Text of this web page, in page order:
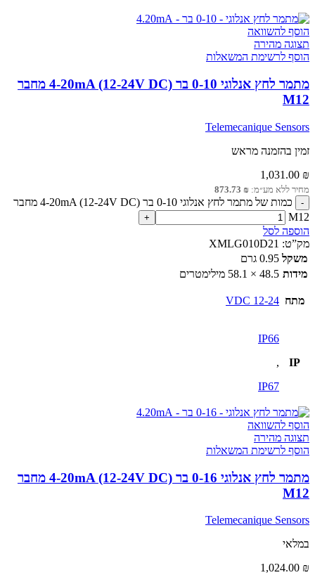
הוסף להשוואה
תצוגה מהירה
הוסף לרשימת המשאלות
מתמר לחץ אנלוגי 0-10 בר 4-20mA (12-24V DC) מחבר
M12
Telemecanique Sensors
זמין בהזמנה מראש
1,031.00 ₪
מחיר ללא מע״מ: 873.73 ₪
כמות של מתמר לחץ אנלוגי 0-10 בר 4-20mA (12-24V DC) מחבר
M12
הוספה לסל
מק”ט: XMLG010D21
משקל 0.95 גרם
מידות 48.5 × 58.1 מילימטרים
מתח 12-24 VDC
IP
IP66
,
IP67
הוסף להשוואה
תצוגה מהירה
הוסף לרשימת המשאלות
מתמר לחץ אנלוגי 0-16 בר 4-20mA (12-24V DC) מחבר
M12
Telemecanique Sensors
במלאי
1,024.00 ₪